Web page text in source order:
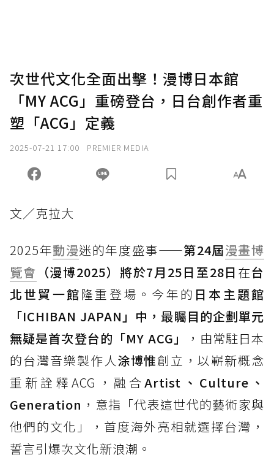
次世代文化全面出擊！漫博日本館
「MY ACG」重磅登台，日台創作者重
塑「ACG」定義
2025-07-21 17:00 PREMIER MEDIA
文／克拉大
2025年動漫迷的年度盛事——第24屆漫畫博
覽會 （漫博2025）將於7月25日至28日 在台
北世貿一館隆重登場。今年的 日本主題館
「ICHIBAN JAPAN」中，最矚目的企劃單元
無疑是首次登台的「MY ACG」
，由常駐日本
的台灣音樂製作人涂博惟創立，以嶄新概念
重新詮釋ACG，融合Artist、Culture、
Generation ，意指「代表這世代的藝術家與
他們的文化」，首度海外亮相就選擇台灣，
誓言引爆次文化新浪潮。